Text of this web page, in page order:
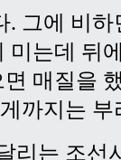
. 그에 비
미는데 뒤
매질을
까지는
리는 조선